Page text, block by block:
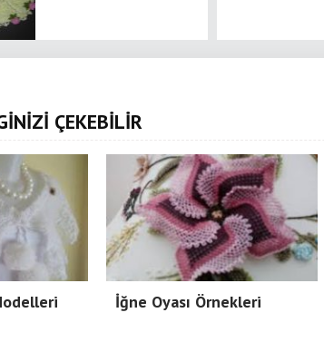
ÇEKEBİLİR
İğne Oyası Örnekleri